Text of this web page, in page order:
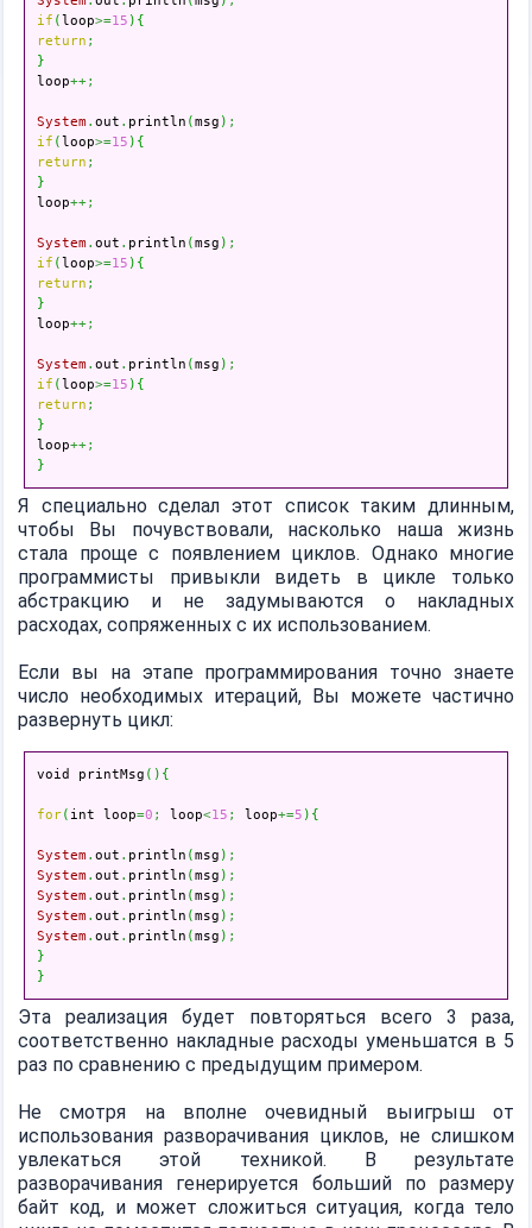
if (loop>=15 ) {
return ;
}
loop++;
System. out . println (msg ) ;
if (loop>=15 ) {
return ;
}
loop++;
System. out . println (msg ) ;
if (loop>=15 ) {
return ;
}
loop++;
System. out . println (msg ) ;
if (loop>=15 ) {
return ;
}
loop++;
}
Я специально сделал этот список таким длинным,
чтобы Вы почувствовали, насколько наша жизнь
стала проще с появлением циклов. Однако многие
программисты привыкли видеть в цикле только
абстракцию и не задумываются о накладных
расходах, сопряженных с их использованием.
Если вы на этапе программирования точно знаете
число необходимых итераций, Вы можете частично
развернуть цикл:
void printMsg ( ) {
for( int loop=0 ; loop<15 ; loop+=5 ) {
System. out . println (msg ) ;
System. out . println (msg ) ;
System. out . println (msg ) ;
System. out . println (msg ) ;
System. out . println (msg ) ;
}
}
Эта реализация будет повторяться всего 3 раза,
соответственно накладные расходы уменьшатся в 5
раз по сравнению с предыдущим примером.
Не смотря на вполне очевидный выигрыш от
использования разворачивания циклов, не слишком
увлекаться этой техникой. В результате
разворачивания генерируется больший по размеру
байт код, и может сложиться ситуация, когда тело